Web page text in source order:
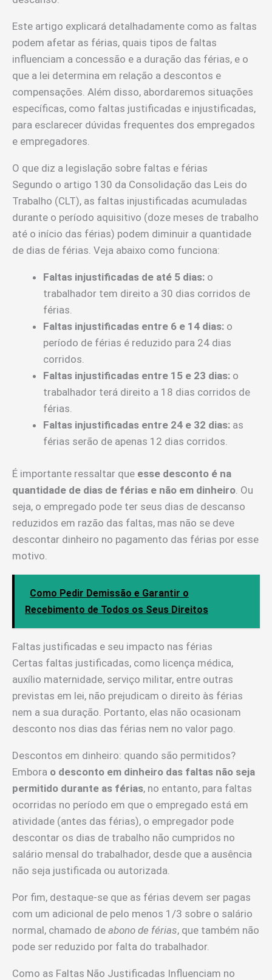
Este artigo explicará detalhadamente como as faltas
podem afetar as férias, quais tipos de faltas
influenciam a concessão e a duração das férias, e o
que a lei determina em relação a descontos e
compensações. Além disso, abordaremos situações
específicas, como faltas justificadas e injustificadas,
para esclarecer dúvidas frequentes dos empregados
e empregadores.
O que diz a legislação sobre faltas e férias
Segundo o artigo 130 da Consolidação das Leis do
Trabalho (CLT), as faltas injustificadas acumuladas
durante o período aquisitivo (doze meses de trabalho
até o início das férias) podem diminuir a quantidade
de dias de férias. Veja abaixo como funciona:
Faltas injustificadas de até 5 dias: o
trabalhador tem direito a 30 dias corridos de
férias.
Faltas injustificadas entre 6 e 14 dias: o
período de férias é reduzido para 24 dias
corridos.
Faltas injustificadas entre 15 e 23 dias: o
trabalhador terá direito a 18 dias corridos de
férias.
Faltas injustificadas entre 24 e 32 dias: as
férias serão de apenas 12 dias corridos.
É importante ressaltar que esse desconto é na
quantidade de dias de férias e não em dinheiro . Ou
seja, o empregado pode ter seus dias de descanso
reduzidos em razão das faltas, mas não se deve
descontar dinheiro no pagamento das férias por esse
motivo.
Como Pedir Demissão e Garantir o
Recebimento de Todos os Seus Direitos
Faltas justificadas e seu impacto nas férias
Certas faltas justificadas, como licença médica,
auxílio maternidade, serviço militar, entre outras
previstas em lei, não prejudicam o direito às férias
nem a sua duração. Portanto, elas não ocasionam
desconto nos dias das férias nem no valor pago.
Descontos em dinheiro: quando são permitidos?
Embora o desconto em dinheiro das faltas não seja
permitido durante as férias, no entanto, para faltas
ocorridas no período em que o empregado está em
atividade (antes das férias), o empregador pode
descontar os dias de trabalho não cumpridos no
salário mensal do trabalhador, desde que a ausência
não seja justificada ou autorizada.
Por fim, destaque-se que as férias devem ser pagas
com um adicional de pelo menos 1/3 sobre o salário
normal, chamado de abono de férias, que também não
pode ser reduzido por falta do trabalhador.
Como as Faltas Não Justificadas Influenciam no